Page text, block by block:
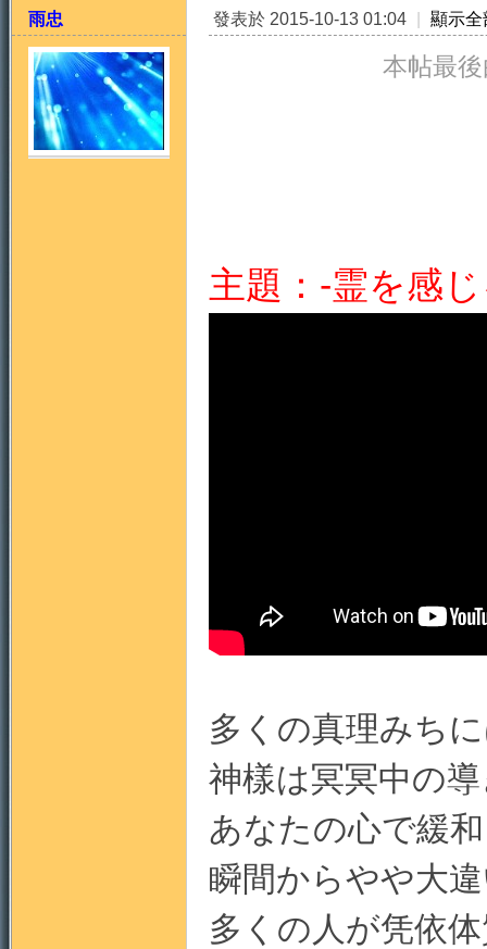
雨忠 發表於 2015-10-13 01:04 顯示全
本帖最
主題：-霊を感
多くの真理みち
神樣は冥冥中の
あなたの心で緩
瞬間からやや大
多くの人が凭依